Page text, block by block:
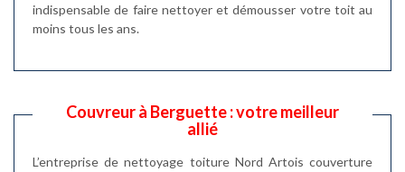
indispensable de faire nettoyer et démousser votre toit au
moins tous les ans.
Couvreur à Berguette : votre meilleur
allié
L’entreprise de nettoyage toiture Nord Artois couverture